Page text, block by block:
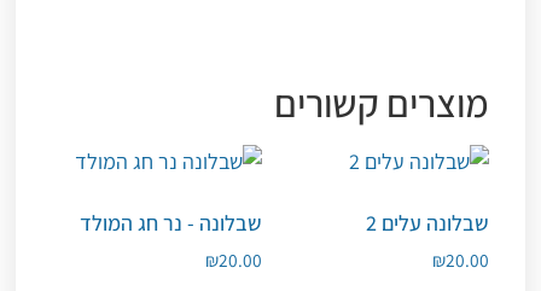
מוצרים קשורים
שבלונה עלים 2
₪20.00
שבלונה - נר חג המולד
₪20.00